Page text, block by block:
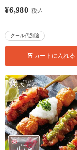
凍便・クール代別＞
¥6,980 税込
クール代別途
カートに入れる